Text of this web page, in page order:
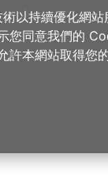
以持續優化網
您同意我們的
許本網站取得您